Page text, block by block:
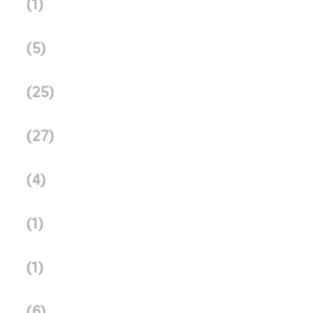
(1)
(5)
(25)
(27)
(4)
(1)
(1)